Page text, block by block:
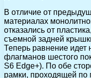
В отличие от
материалах
отказались от
съемной задней
Теперь равнение идет
флагманов шестого
S6 Edge+). По обе
рамки, проходящей по